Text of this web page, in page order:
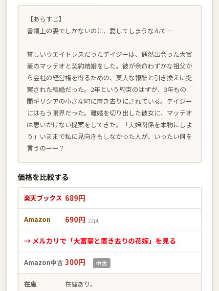
【あらすじ】
書類上の妻でしかないのに、愛してしまうなんて…
貧しいウエイトレスだったデイジーは、偶然出会った大富
豪のマッテオと契約結婚をした。彼が余命わずかな祖父か
ら会社の経営権を得るための、莫大な報酬と引き換えに提
案された結婚だった。2年という約束のはずが、3年もの
間ギリシアの小さな町に置き去りにされている。デイジー
にはもう限界だった。離婚を切り出した彼女に、マッテオ
は思いがけない提案をしてきた。「夫婦関係を本物にしよ
う」いままで私に見向きもしなかった人が、いったい何を
言うのーー？
価格を比較する
楽天ブックス 689円
Amazon 690円 22pt
→ メルカリで「大富豪と置き去りの花嫁」を見る
Amazon中古 300円 中古
在庫 在庫あり。